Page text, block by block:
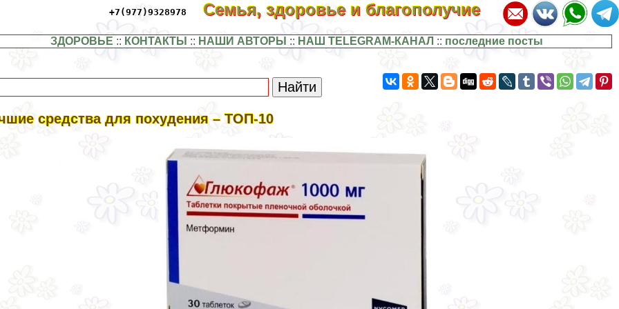
+7(977)9328978 Семья, здоровье и благополучие
ЗДОРОВЬЕ :: КОНТАКТЫ :: НАШИ АВТОРЫ :: НАШ TELEGRAM-КАНАЛ :: последние посты
средства для похудения – ТОП-10